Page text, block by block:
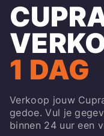
1 DAG
Verkoop jouw
gedoe. Vul je
binnen 24 uur een